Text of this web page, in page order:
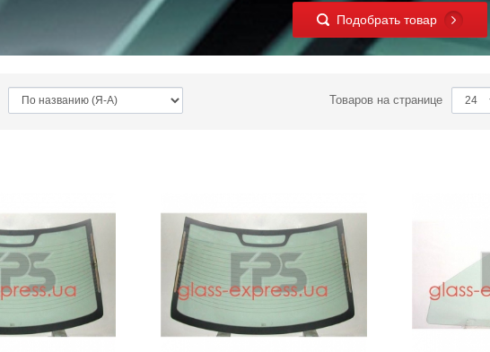
Подобрать товар
Товаров на странице